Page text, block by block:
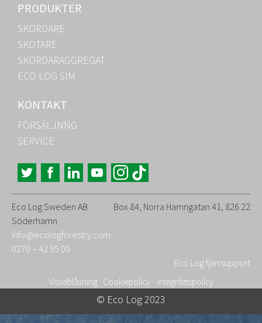
PRODUKTER
SKÖRDARE
SKOTARE
SKÖRDARAGGREGAT
ECO LOG SIM
KONTAKT
FÖRSÄLJNNG
SERVICE
Eco Log Sweden AB
Box 84, Norra Hamngatan 41, 826 22
Söderhamn
info@ecologforestry.com
0270 – 42 95 00
Eco Log fjärrsupport
Visselblåsning Cookiepolicy Integritetspolicy
© Eco Log 2023